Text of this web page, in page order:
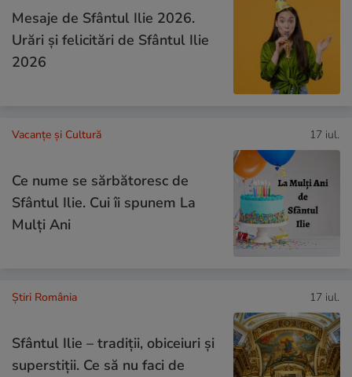
Mesaje de Sfântul Ilie 2026.
Urări și felicitări de Sfântul Ilie
2026
Vacanțe și Cultură 17 iul.
Ce nume se sărbătoresc de
Sfântul Ilie. Cui îi spunem La
Mulți Ani
Știri România 17 iul.
Sfântul Ilie – tradiții, obiceiuri și
superstiții. Ce să nu faci de